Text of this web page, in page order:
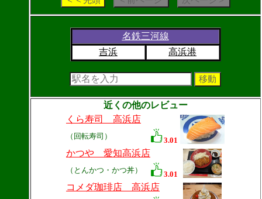
名鉄三河線
吉浜
高浜港
近くの他のレビュー
くら寿司 高浜店
（回転寿司） 3.01
かつや 愛知高浜店
（とんかつ・かつ丼） 3.01
コメダ珈琲店 高浜店